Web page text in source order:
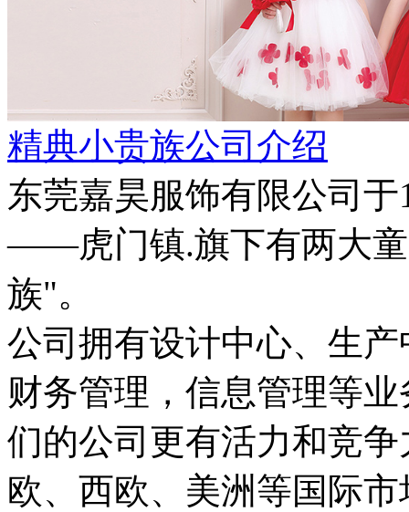
精典小贵族公司介绍
东莞嘉昊服饰有限公司
——虎门镇.旗下有两大童
族"。
公司拥有设计中心、生
财务管理，信息管理等
们的公司更有活力和竞
欧、西欧、美洲等国际